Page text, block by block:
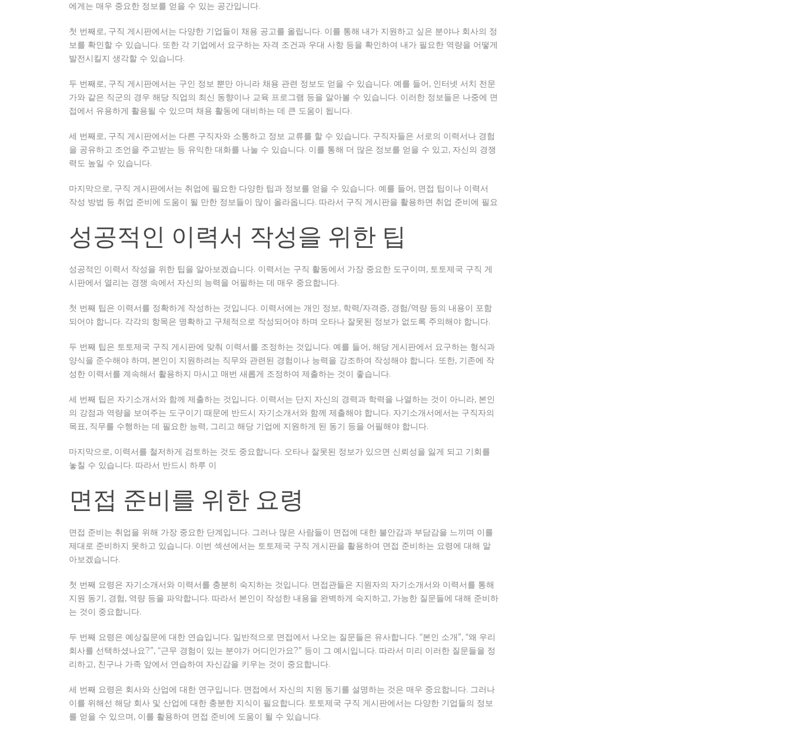
에게는 매우 중요한 정보를 얻을 수 있는 공간입니다.
첫 번째로, 구직 게시판에서는 다양한 기업들이 채용 공고를 올립니다. 이를 통해 내가 지원하고 싶은 분야나 회사의 정
보를 확인할 수 있습니다. 또한 각 기업에서 요구하는 자격 조건과 우대 사항 등을 확인하여 내가 필요한 역량을 어떻게
발전시킬지 생각할 수 있습니다.
두 번째로, 구직 게시판에서는 구인 정보 뿐만 아니라 채용 관련 정보도 얻을 수 있습니다. 예를 들어, 인터넷 서치 전문
가와 같은 직군의 경우 해당 직업의 최신 동향이나 교육 프로그램 등을 알아볼 수 있습니다. 이러한 정보들은 나중에 면
접에서 유용하게 활용될 수 있으며 채용 활동에 대비하는 데 큰 도움이 됩니다.
세 번째로, 구직 게시판에서는 다른 구직자와 소통하고 정보 교류를 할 수 있습니다. 구직자들은 서로의 이력서나 경험
을 공유하고 조언을 주고받는 등 유익한 대화를 나눌 수 있습니다. 이를 통해 더 많은 정보를 얻을 수 있고, 자신의 경쟁
력도 높일 수 있습니다.
마지막으로, 구직 게시판에서는 취업에 필요한 다양한 팁과 정보를 얻을 수 있습니다. 예를 들어, 면접 팁이나 이력서
작성 방법 등 취업 준비에 도움이 될 만한 정보들이 많이 올라옵니다. 따라서 구직 게시판을 활용하면 취업 준비에 필요
성공적인 이력서 작성을 위한 팁
성공적인 이력서 작성을 위한 팁을 알아보겠습니다. 이력서는 구직 활동에서 가장 중요한 도구이며, 토토제국 구직 게
시판에서 열리는 경쟁 속에서 자신의 능력을 어필하는 데 매우 중요합니다.
첫 번째 팁은 이력서를 정확하게 작성하는 것입니다. 이력서에는 개인 정보, 학력/자격증, 경험/역량 등의 내용이 포함
되어야 합니다. 각각의 항목은 명확하고 구체적으로 작성되어야 하며 오타나 잘못된 정보가 없도록 주의해야 합니다.
두 번째 팁은 토토제국 구직 게시판에 맞춰 이력서를 조정하는 것입니다. 예를 들어, 해당 게시판에서 요구하는 형식과
양식을 준수해야 하며, 본인이 지원하려는 직무와 관련된 경험이나 능력을 강조하여 작성해야 합니다. 또한, 기존에 작
성한 이력서를 계속해서 활용하지 마시고 매번 새롭게 조정하여 제출하는 것이 좋습니다.
세 번째 팁은 자기소개서와 함께 제출하는 것입니다. 이력서는 단지 자신의 경력과 학력을 나열하는 것이 아니라, 본인
의 강점과 역량을 보여주는 도구이기 때문에 반드시 자기소개서와 함께 제출해야 합니다. 자기소개서에서는 구직자의
목표, 직무를 수행하는 데 필요한 능력, 그리고 해당 기업에 지원하게 된 동기 등을 어필해야 합니다.
마지막으로, 이력서를 철저하게 검토하는 것도 중요합니다. 오타나 잘못된 정보가 있으면 신뢰성을 잃게 되고 기회를
놓칠 수 있습니다. 따라서 반드시 하루 이
면접 준비를 위한 요령
면접 준비는 취업을 위해 가장 중요한 단계입니다. 그러나 많은 사람들이 면접에 대한 불안감과 부담감을 느끼며 이를
제대로 준비하지 못하고 있습니다. 이번 섹션에서는 토토제국 구직 게시판을 활용하여 면접 준비하는 요령에 대해 알
아보겠습니다.
첫 번째 요령은 자기소개서와 이력서를 충분히 숙지하는 것입니다. 면접관들은 지원자의 자기소개서와 이력서를 통해
지원 동기, 경험, 역량 등을 파악합니다. 따라서 본인이 작성한 내용을 완벽하게 숙지하고, 가능한 질문들에 대해 준비하
는 것이 중요합니다.
두 번째 요령은 예상질문에 대한 연습입니다. 일반적으로 면접에서 나오는 질문들은 유사합니다. “본인 소개”, “왜 우리
회사를 선택하셨나요?”, “근무 경험이 있는 분야가 어디인가요?” 등이 그 예시입니다. 따라서 미리 이러한 질문들을 정
리하고, 친구나 가족 앞에서 연습하여 자신감을 키우는 것이 중요합니다.
세 번째 요령은 회사와 산업에 대한 연구입니다. 면접에서 자신의 지원 동기를 설명하는 것은 매우 중요합니다. 그러나
이를 위해선 해당 회사 및 산업에 대한 충분한 지식이 필요합니다. 토토제국 구직 게시판에서는 다양한 기업들의 정보
를 얻을 수 있으며, 이를 활용하여 면접 준비에 도움이 될 수 있습니다.